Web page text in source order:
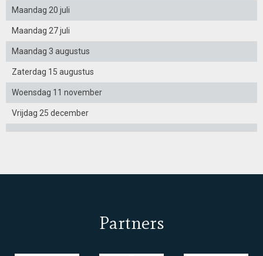
Maandag 20 juli
Maandag 27 juli
Maandag 3 augustus
Zaterdag 15 augustus
Woensdag 11 november
Vrijdag 25 december
Partners